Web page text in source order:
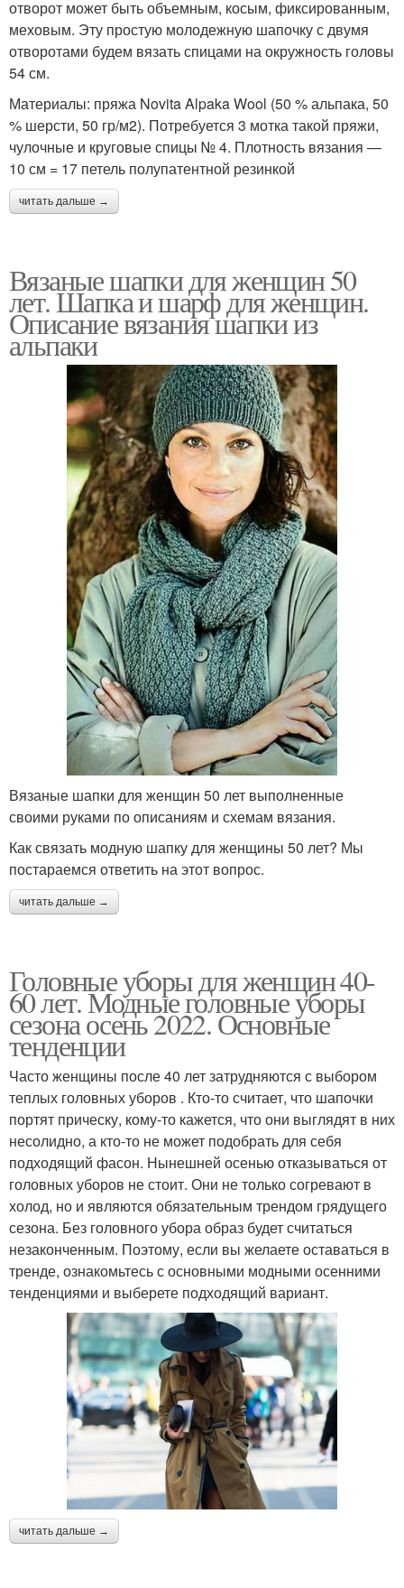
отворот может быть объемным, косым, фиксированным,
меховым. Эту простую молодежную шапочку с двумя
отворотами будем вязать спицами на окружность головы
54 см.
Материалы: пряжа Novita Alpaka Wool (50 % альпака, 50
% шерсти, 50 гр/м2). Потребуется 3 мотка такой пряжи,
чулочные и круговые спицы № 4. Плотность вязания —
10 см = 17 петель полупатентной резинкой
читать дальше →
Вязаные шапки для женщин 50
лет. Шапка и шарф для женщин.
Описание вязания шапки из
альпаки
Вязаные шапки для женщин 50 лет выполненные
своими руками по описаниям и схемам вязания.
Как связать модную шапку для женщины 50 лет? Мы
постараемся ответить на этот вопрос.
читать дальше →
Головные уборы для женщин 40-
60 лет. Модные головные уборы
сезона осень 2022. Основные
тенденции
Часто женщины после 40 лет затрудняются с выбором
теплых головных уборов . Кто-то считает, что шапочки
портят прическу, кому-то кажется, что они выглядят в них
несолидно, а кто-то не может подобрать для себя
подходящий фасон. Нынешней осенью отказываться от
головных уборов не стоит. Они не только согревают в
холод, но и являются обязательным трендом грядущего
сезона. Без головного убора образ будет считаться
незаконченным. Поэтому, если вы желаете оставаться в
тренде, ознакомьтесь с основными модными осенними
тенденциями и выберете подходящий вариант.
читать дальше →